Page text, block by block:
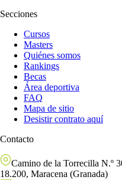
Secciones
Cursos
Masters
Quiénes somos
Rankings
Becas
Área deportiva
FAQ
Mapa de sitio
Desistir contrato aquí
Contacto
Camino de la Torrecilla
18.200, Maracena (Granada)